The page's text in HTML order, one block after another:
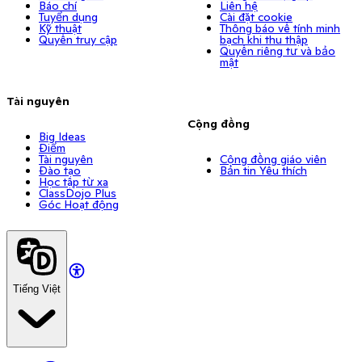
Báo chí
Tuyển dụng
Kỹ thuật
Quyền truy cập
Tài nguyên
Big Ideas
Điểm
Tài nguyên
Đào tạo
Học tập từ xa
ClassDojo Plus
Góc Hoạt động
Liên hệ
Cài đặt cookie
Thông báo về tính minh
bạch khi thu thập
Quyền riêng tư và bảo
mật
Cộng đồng
Cộng đồng giáo viên
Bản tin Yêu thích
Tiếng Việt